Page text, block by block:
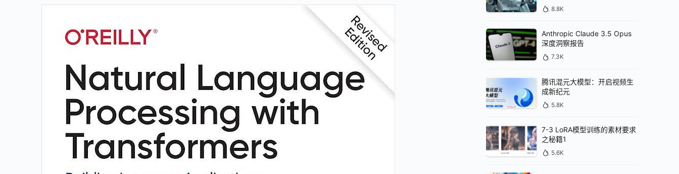
8.8K
Anthropic Claude 3.5 Opus
深度洞察报告
7.3K
腾讯混元大模型：开启视频生
成新纪元
5.8K
7-3 LoRA模型训练的素材要求
之秘籍1
5.6K